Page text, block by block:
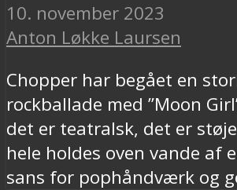
10. november 2023
Anton Løkke Laursen
Chopper har begået en
rockballade med ”Moon
det er teatralsk, det er
hele holdes oven vande af
sans for pophåndværk og